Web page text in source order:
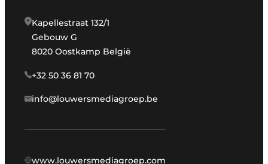
Kapellestraat 132/1
Gebouw G
8020 Oostkamp België
+32 50 36 81 70
info@louwersmediagroep.be
www.louwersmediagroep.com